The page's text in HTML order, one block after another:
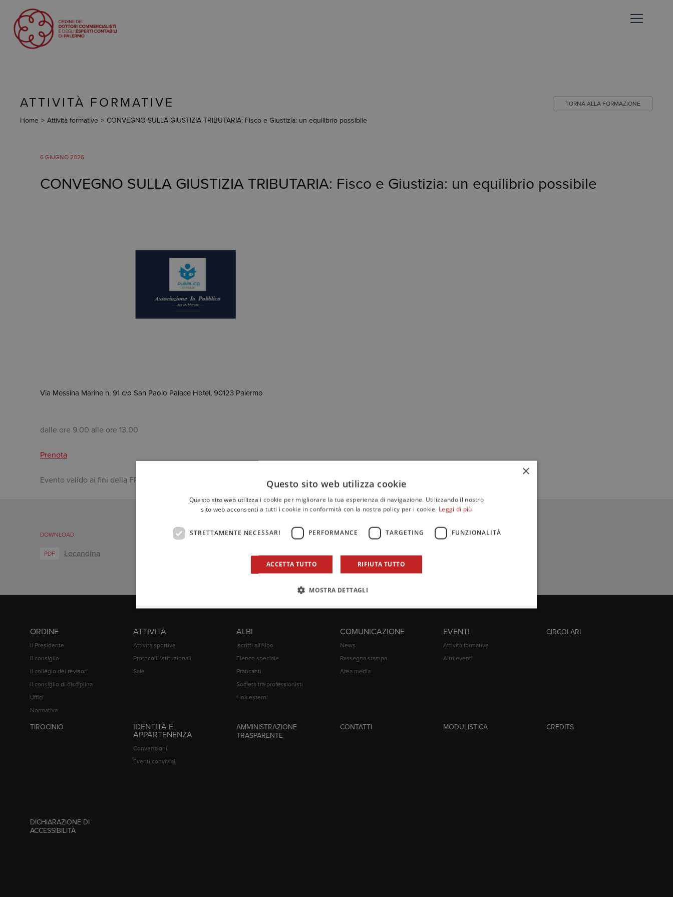
ATTIVITÀ FORMATIVE
Home > Attività formative > CONVEGNO SULLA GIUSTIZIA TRIBUTARIA: Fisco e Giustizia: un equilibrio possibile
TORNA ALLA FORMAZIONE
6 GIUGNO 2026
CONVEGNO SULLA GIUSTIZIA TRIBUTARIA: Fisco e Giustizia: un equilibrio possibile
Via Messina Marine n. 91 c/o San Paolo Palace Hotel, 90123 Palermo
dalle ore 9.00 alle ore 13.00
Prenota
Evento valido ai fini della FPC dei Dottori Commercialisti e degli Esperti Contabili
DOWNLOAD
PDF Locandina
ORDINE
Il Presidente
Il consiglio
Il collegio dei revisori
Il consiglio di disciplina
Uffici
Normativa
ATTIVITÀ
Attività sportive
Protocolli istituzionali
Sale
ALBI
Iscritti all'Albo
Elenco speciale
Praticanti
Società tra professionisti
Link esterni
COMUNICAZIONE
News
Rassegna stampa
Area media
EVENTI
Attività formative
Altri eventi
CIRCOLARI
TIROCINIO
IDENTITÀ E
APPARTENENZA
Convenzioni
Eventi conviviali
AMMINISTRAZIONE
TRASPARENTE
CONTATTI MODULISTICA CREDITS
DICHIARAZIONE DI
ACCESSIBILITÀ
×
Questo sito web utilizza cookie
Questo sito web utilizza i cookie per migliorare la tua esperienza di navigazione. Utilizzando il nostro
sito web acconsenti a tutti i cookie in conformità con la nostra policy per i cookie. Leggi di più
STRETTAMENTE NECESSARI PERFORMANCE TARGETING FUNZIONALITÀ
ACCETTA TUTTO RIFIUTA TUTTO
MOSTRA DETTAGLI